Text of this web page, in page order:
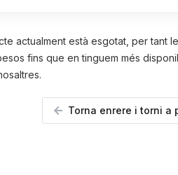
actualment està esgotat, per tant
fins que en tinguem més
Torna enrere i torni a